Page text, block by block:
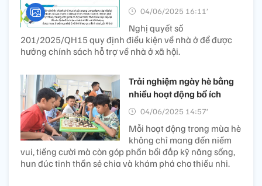
04/06/2025 16:11’
Nghị quyết số
201/2025/QH15 quy định điều kiện về nhà ở để được
hưởng chính sách hỗ trợ về nhà ở xã hội.
Trải nghiệm ngày hè bằng
nhiều hoạt động bổ ích
04/06/2025 14:57’
Mỗi hoạt động trong mùa hè
không chỉ mang đến niềm
vui, tiếng cười mà còn góp phần bồi đắp kỹ năng sống,
hun đúc tinh thần sẻ chia và khám phá cho thiếu nhi.